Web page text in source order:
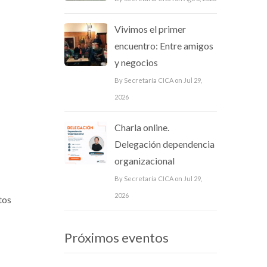
Vivimos el primer
encuentro: Entre amigos
y negocios
By Secretaría CICA on Jul 29,
2026
Charla online.
Delegación dependencia
organizacional
By Secretaría CICA on Jul 29,
2026
Próximos eventos